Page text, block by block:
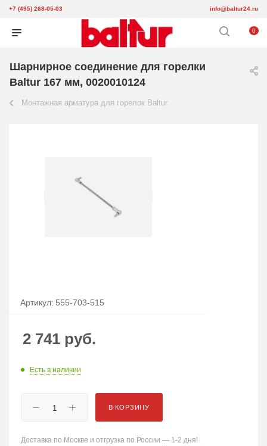
+7 (495) 268-05-03 info@baltur24.ru
0
Шарнирное соединение для горелки
Baltur 167 мм, 0020010124
Монтажная арматура для горелок Baltur
Артикул: 555-703-515
2 741 руб.
Есть в наличии
В КОРЗИНУ
Доставка по Москве и отгрузка по России — 1-2 дня!